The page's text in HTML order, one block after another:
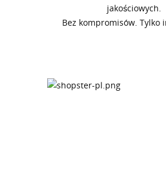
jakościowych.
Bez kompromisów. Tylko